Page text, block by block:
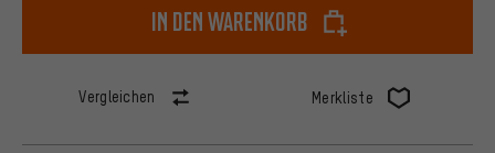
In den Warenkorb
Vergleichen Merkliste